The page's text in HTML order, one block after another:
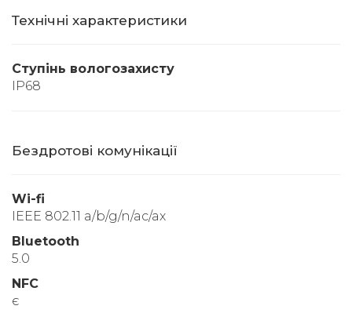
Технічні характеристики
Ступінь вологозахисту
IP68
Бездротові комунікації
Wi-fi
IEEE 802.11 a/b/g/n/ac/ax
Bluetooth
5.0
NFC
є